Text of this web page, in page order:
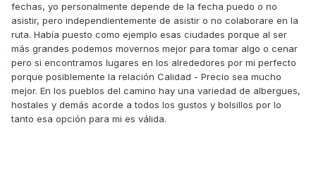
fechas, yo personalmente depende de la fecha puedo o no
asistir, pero independientemente de asistir o no colaborare en la
ruta. Había puesto como ejemplo esas ciudades porque al ser
más grandes podemos movernos mejor para tomar algo o cenar
pero si encontramos lugares en los alrededores por mi perfecto
porque posiblemente la relación Calidad - Precio sea mucho
mejor. En los pueblos del camino hay una variedad de albergues,
hostales y demás acorde a todos los gustos y bolsillos por lo
tanto esa opción para mi es válida.